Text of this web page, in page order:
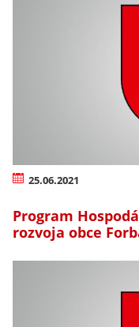
25.06.2021
Program
rozvoja obce